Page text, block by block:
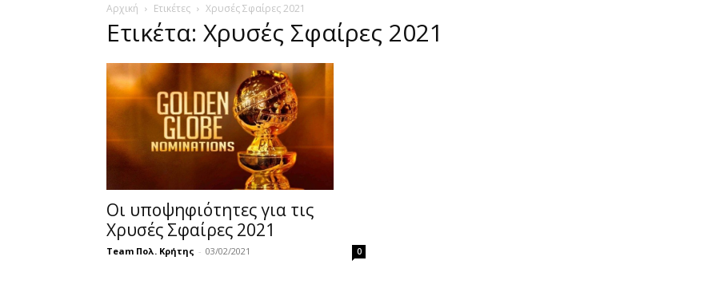
Αρχική Ετικέτες Χρυσές Σφαίρες 2021
Ετικέτα: Χρυσές Σφαίρες 2021
Οι υποψηφιότητες για τις
Χρυσές Σφαίρες 2021
Team Πολ. Κρήτης - 03/02/2021 0